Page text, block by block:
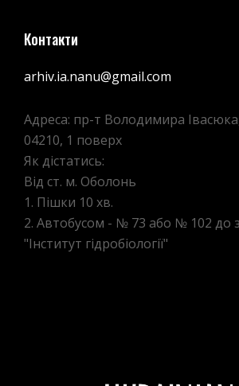
Контакти
arhiv.ia.nanu@gmail.com
Адреса: пр-т Володимира
04210, 1 поверх
Як дістатись:
Від ст. м. Оболонь
1. Пішки 10 хв.
2. Автобусом - № 73 або № 102 до
"Інститут гідробіології"